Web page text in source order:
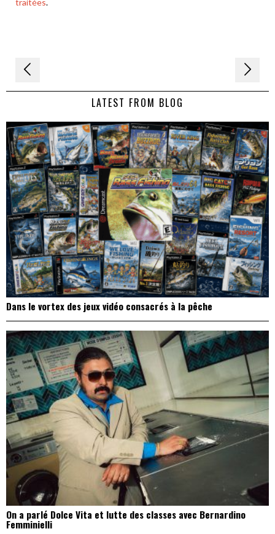
traitées.
Navigation
de LATEST FROM BLOG
Dans le vortex des jeux vidéo consacrés à la pêche
On a parlé Dolce Vita et lutte des classes avec Bernardino
Femminielli